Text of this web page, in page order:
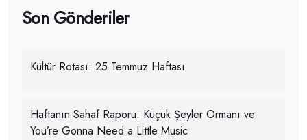
Son Gönderiler
Kültür Rotası: 25 Temmuz Haftası
Haftanın Sahaf Raporu: Küçük Şeyler Ormanı ve
You’re Gonna Need a Little Music